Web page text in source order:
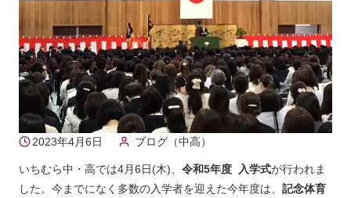
2023年4月6日 ブログ（中高）
いちむら中・高では4月6日(木)、 令和5年度 入学式が行われま
した。今までになく多数の入学者を迎えた今年度は、 記念体育